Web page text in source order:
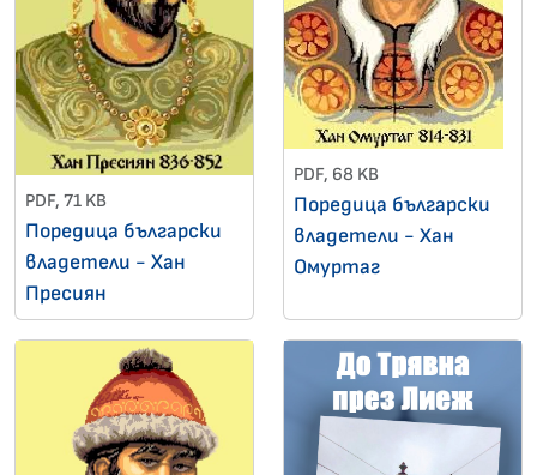
PDF, 71 KB
Поредица български
владетели - Хан
Пресиян
PDF, 68 KB
Поредица български
владетели - Хан
Омуртаг